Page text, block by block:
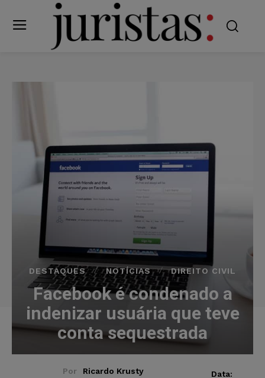
DESTAQUES NOTÍCIAS DIREITO CIVIL
Facebook é condenado a
indenizar usuária que teve
conta sequestrada
Por Ricardo Krusty
Data: